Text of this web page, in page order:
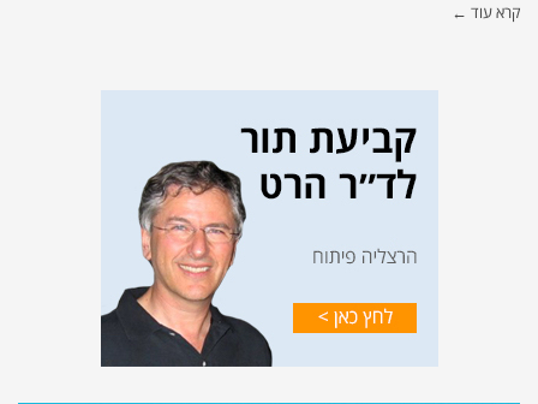
קרא עוד ←